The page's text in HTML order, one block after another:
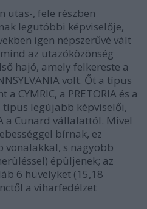
utas-, fele részben
legutóbbi képviselője,
igen népszerűvé vált
az utazóközönség
hajó, amely felkereste a
volt. Őt a típus
CYMRIC, a PRETORIA és a
a típus legújabb képviselői,
a Cunard vállalattól. Mivel
bírnak, ez
vonalakkal, s nagyobb
épüljenek; az
6 hüvelyket (15,18
a viharfedélzet